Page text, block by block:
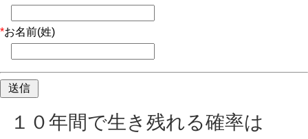
*お名前(姓)
１０年間で生き残れる確率は